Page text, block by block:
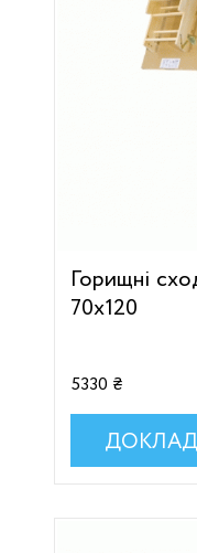
Горищні
70х120
5330 ₴